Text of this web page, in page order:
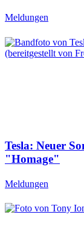
Meldungen
Tesla: Neuer
"Homage"
Meldungen